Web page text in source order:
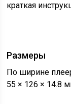
краткая
Размеры
По ширине
55 × 126 × 14.8